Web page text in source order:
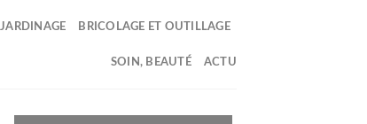
JARDINAGE BRICOLAGE ET OUTILLAGE
SOIN, BEAUTÉ ACTU